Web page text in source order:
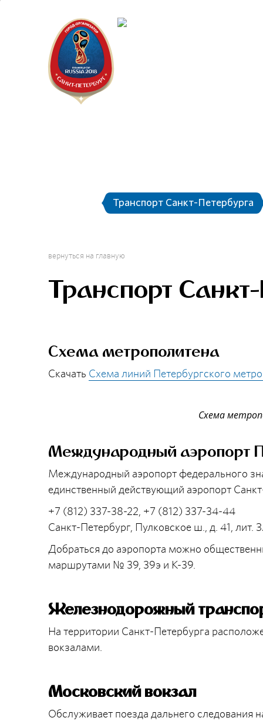
Транспорт Санкт-Петербурга
вернуться на главную
Транспорт
Схема метрополитена
Скачать Схема линий Петербургского
Схема
Международный аэропорт
Международный аэропорт федерального
единственный действующий аэропорт
+7 (812) 337-38-22, +7 (812) 337-34-44
Санкт-Петербург, Пулковское ш., д. 41, лит.
Добраться до аэропорта можно
маршрутами № 39, 39э и К-39.
Железнодорожный
На территории Санкт-Петербурга
вокзалами.
Московский вокзал
Обслуживает поезда дальнего следования